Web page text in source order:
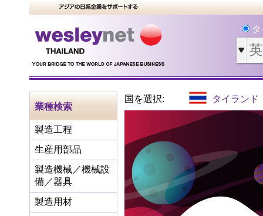
業種検索
製造工程
生産用部品
製造機械／機械設
備／器具
製造用材
国を選択: タイランド